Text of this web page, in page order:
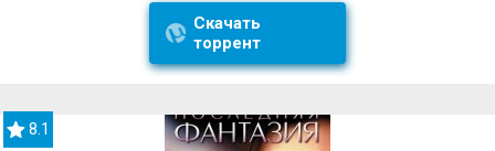
Скачать
торрент
8.1